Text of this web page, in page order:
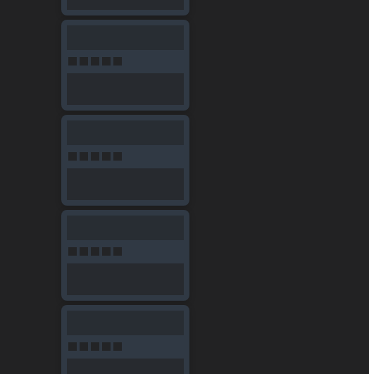
Knight Online'daki item, GB ve diğer satılabilir eşyalarınızı